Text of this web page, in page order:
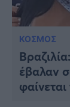
ΚΟΣΜΟΣ
έβαλαν